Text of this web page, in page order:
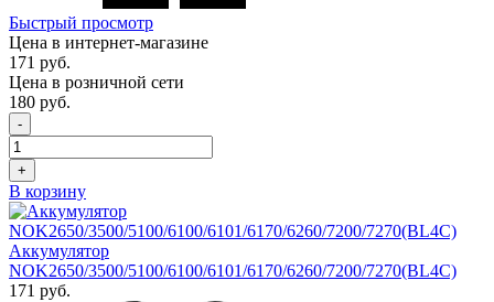
Быстрый просмотр
Цена в интернет-магазине
171 руб.
Цена в розничной сети
180 руб.
-
+
В корзину
Аккумулятор
NOK2650/3500/5100/6100/6101/6170/6260/7200/7270(BL4C)
171 руб.